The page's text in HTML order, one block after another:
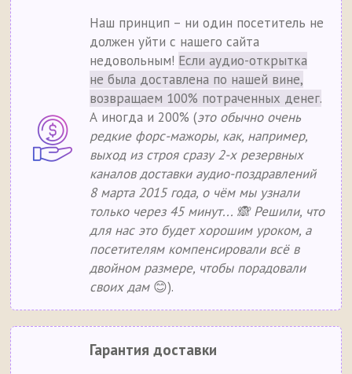
Наш принцип – ни один посетитель не
должен уйти с нашего сайта
недовольным! Если аудио-открытка
не была доставлена по нашей вине,
возвращаем 100% потраченных денег.
А иногда и 200% (это обычно очень
редкие форс-мажоры, как, например,
выход из строя сразу 2-х резервных
каналов доставки аудио-поздравлений
8 марта 2015 года, о чём мы узнали
только через 45 минут... 🙈 Решили, что
для нас это будет хорошим уроком, а
посетителям компенсировали всё в
двойном размере, чтобы порадовали
своих дам😊).
Гарантия доставки